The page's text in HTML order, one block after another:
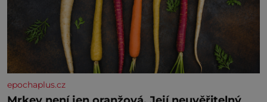
epochaplus.cz